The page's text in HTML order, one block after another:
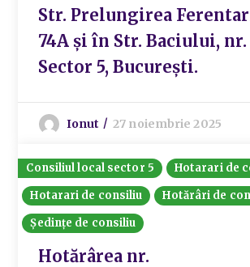
Str. Prelungirea
74A și în Str. Baciului, nr.
Sector 5, București.
Ionut 27 noiembrie 2025
Consiliul local sector 5
Hotarari de
Hotarari de consiliu
Hotărâri de
Ședințe de consiliu
Hotărârea nr.